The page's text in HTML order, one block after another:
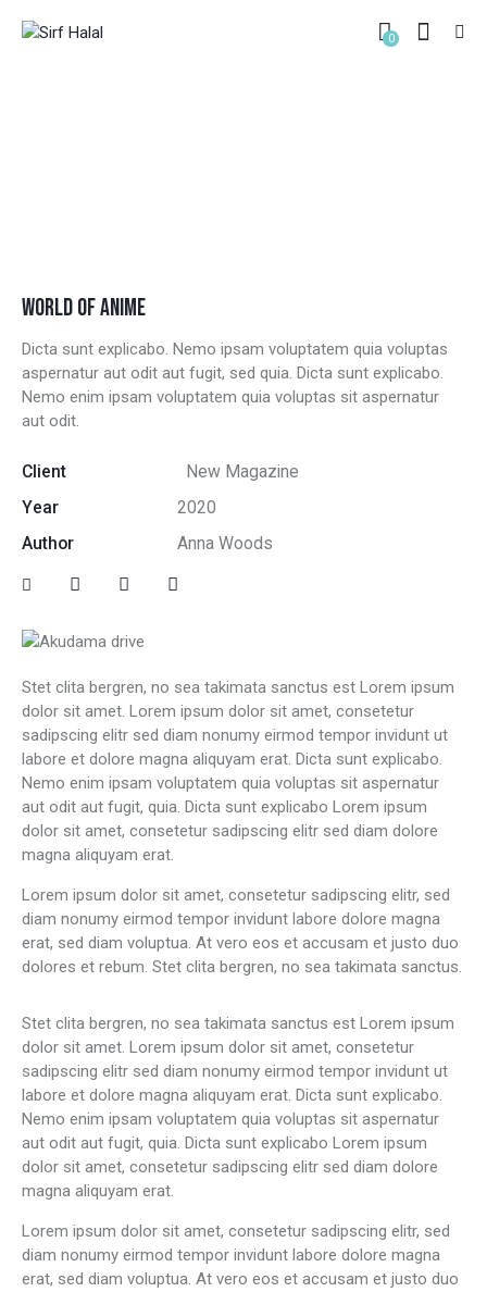
0
WORLD OF ANIME
Dicta sunt explicabo. Nemo ipsam voluptatem quia voluptas
aspernatur aut odit aut fugit, sed quia. Dicta sunt explicabo.
Nemo enim ipsam voluptatem quia voluptas sit aspernatur
aut odit.
Client
New Magazine
Year
2020
Author
Anna Woods
Stet clita bergren, no sea takimata sanctus est Lorem ipsum
dolor sit amet. Lorem ipsum dolor sit amet, consetetur
sadipscing elitr sed diam nonumy eirmod tempor invidunt ut
labore et dolore magna aliquyam erat. Dicta sunt explicabo.
Nemo enim ipsam voluptatem quia voluptas sit aspernatur
aut odit aut fugit, quia. Dicta sunt explicabo Lorem ipsum
dolor sit amet, consetetur sadipscing elitr sed diam dolore
magna aliquyam erat.
Lorem ipsum dolor sit amet, consetetur sadipscing elitr, sed
diam nonumy eirmod tempor invidunt labore dolore magna
erat, sed diam voluptua. At vero eos et accusam et justo duo
dolores et rebum. Stet clita bergren, no sea takimata sanctus.
Stet clita bergren, no sea takimata sanctus est Lorem ipsum
dolor sit amet. Lorem ipsum dolor sit amet, consetetur
sadipscing elitr sed diam nonumy eirmod tempor invidunt ut
labore et dolore magna aliquyam erat. Dicta sunt explicabo.
Nemo enim ipsam voluptatem quia voluptas sit aspernatur
aut odit aut fugit, quia. Dicta sunt explicabo Lorem ipsum
dolor sit amet, consetetur sadipscing elitr sed diam dolore
magna aliquyam erat.
Lorem ipsum dolor sit amet, consetetur sadipscing elitr, sed
diam nonumy eirmod tempor invidunt labore dolore magna
erat, sed diam voluptua. At vero eos et accusam et justo duo